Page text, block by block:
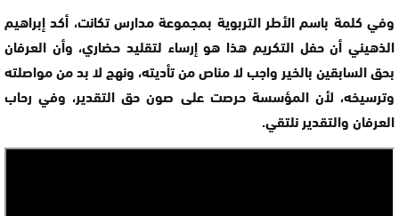
وفي كلمة باسم الأطر التربوية بمجموعة مدارس تكانت، أكد إبراهيم
الذهيني أن حفل التكريم هذا هو إرساء لتقليد حضاري، وأن العرفان
بحق السابقين بالخير واجب لا مناص من تأديته، ونهج لا بد من مواصلته
وترسيخه، لأن المؤسسة حرصت على صون حق التقدير، وفي رحاب
العرفان والتقدير نلتقي.